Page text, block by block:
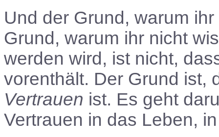
Und der Grund, warum
Grund, warum ihr nicht
werden wird, ist nicht,
vorenthält. Der Grund ist,
Vertrauen ist. Es geht
Vertrauen in das Leben,